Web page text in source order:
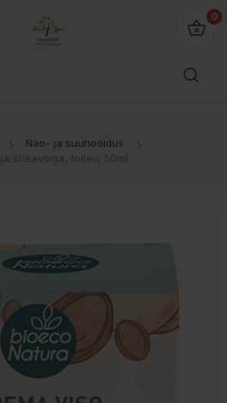
0
Näo- ja suuhooldus
sheavõiga, toitev, 50ml